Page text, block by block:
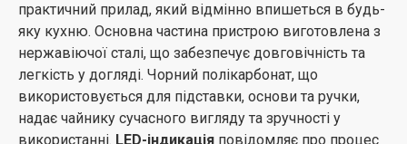
практичний прилад, який відмінно впишеться в будь-
яку кухню. Основна частина пристрою виготовлена ​​з
нержавіючої сталі, що забезпечує довговічність та
легкість у догляді. Чорний полікарбонат, що
використовується для підставки, основи та ручки,
надає чайнику сучасного вигляду та зручності у
використанні. LED-індикація повідомляє про процес